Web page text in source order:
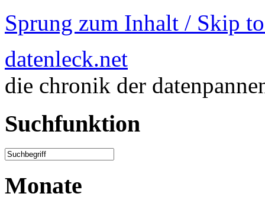
Sprung zum Inhalt / Skip
datenleck.net
die chronik der
Suchfunktion
Monate